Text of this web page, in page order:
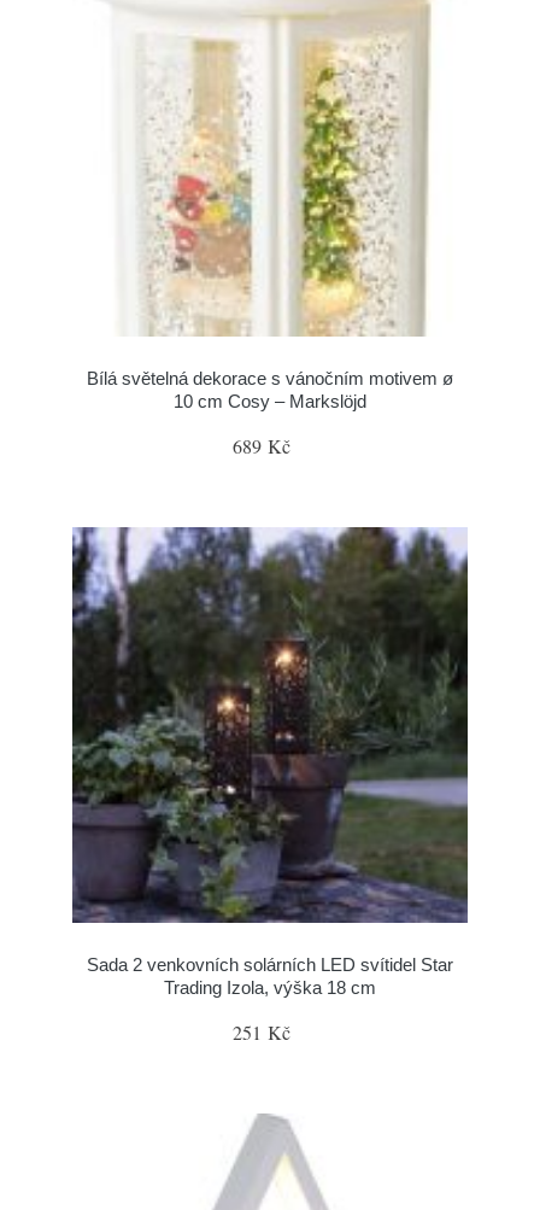
Bílá světelná dekorace s vánočním motivem ø
10 cm Cosy – Markslöjd
689 Kč
Sada 2 venkovních solárních LED svítidel Star
Trading Izola, výška 18 cm
251 Kč